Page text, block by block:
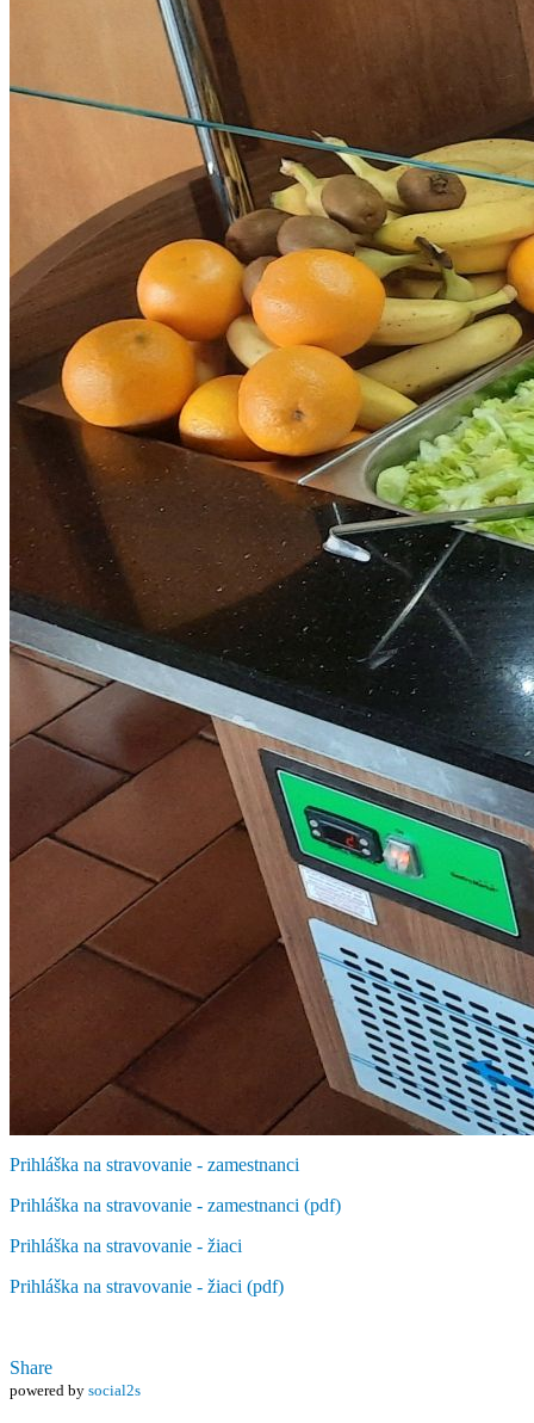
Prihláška na stravovanie - zamestnanci
Prihláška na stravovanie - zamestnanci (pdf)
Prihláška na stravovanie - žiaci
Prihláška na stravovanie - žiaci (pdf)
Share
powered by social2s